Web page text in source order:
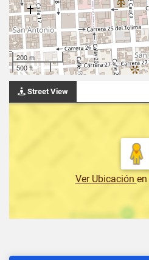
200 m
500 ft
Street View
Ver Ubicación en